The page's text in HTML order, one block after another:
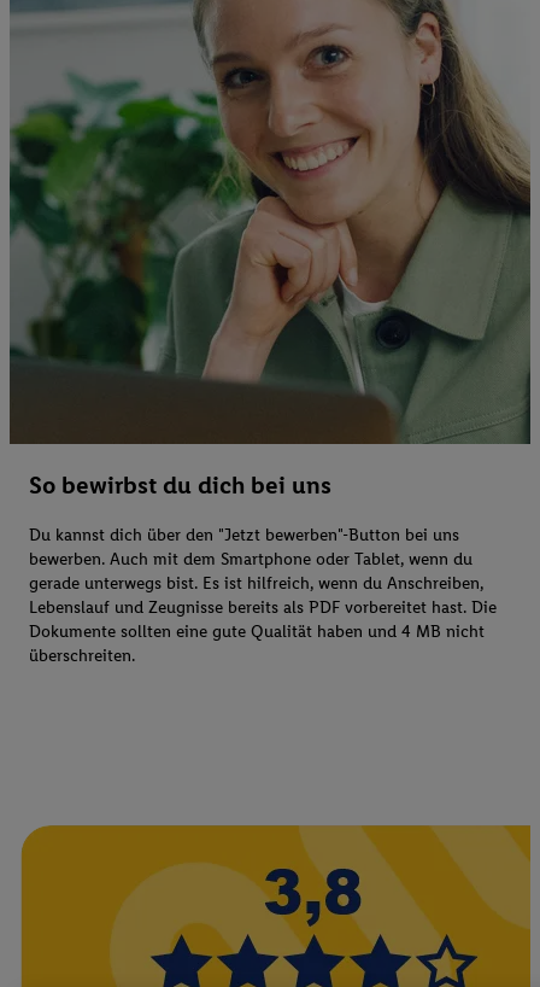
So bewirbst du dich bei uns
Du kannst dich über den "Jetzt bewerben"-Button bei uns
bewerben. Auch mit dem Smartphone oder Tablet, wenn du
gerade unterwegs bist. Es ist hilfreich, wenn du Anschreiben,
Lebenslauf und Zeugnisse bereits als PDF vorbereitet hast. Die
Dokumente sollten eine gute Qualität haben und 4 MB nicht
überschreiten.